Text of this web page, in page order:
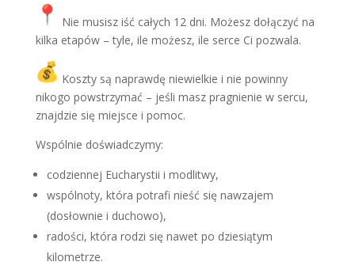
Nie musisz iść całych 12 dni. Możesz dołączyć na
kilka etapów – tyle, ile możesz, ile serce Ci pozwala.
Koszty są naprawdę niewielkie i nie powinny
nikogo powstrzymać – jeśli masz pragnienie w sercu,
znajdzie się miejsce i pomoc.
Wspólnie doświadczymy:
codziennej Eucharystii i modlitwy,
wspólnoty, która potrafi nieść się nawzajem
(dosłownie i duchowo),
radości, która rodzi się nawet po dziesiątym
kilometrze.